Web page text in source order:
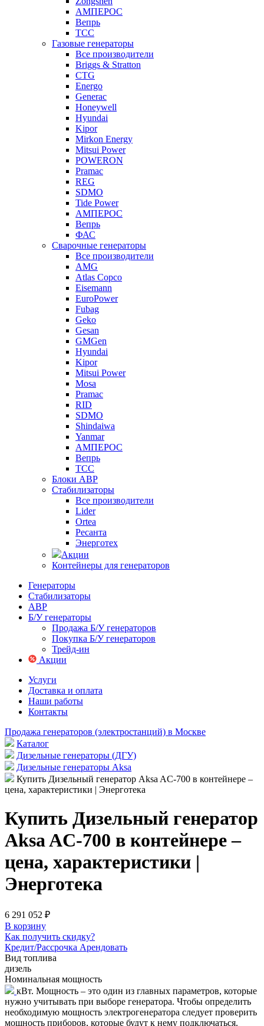
АМПЕРОС
Вепрь
ТСС
Газовые генераторы
Все производители
Briggs & Stratton
CTG
Energo
Generac
Honeywell
Hyundai
Kipor
Mirkon Energy
Mitsui Power
POWERON
Pramac
REG
SDMO
Tide Power
АМПЕРОС
Вепрь
ФАС
Сварочные генераторы
Все производители
AMG
Atlas Copco
Eisemann
EuroPower
Fubag
Geko
Gesan
GMGen
Hyundai
Kipor
Mitsui Power
Mosa
Pramac
RID
SDMO
Shindaiwa
Yanmar
АМПЕРОС
Вепрь
ТСС
Блоки АВР
Стабилизаторы
Все производители
Lider
Ortea
Ресанта
Энерготех
Акции
Контейнеры для генераторов
Генераторы
Стабилизаторы
АВР
Б/У генераторы
Продажа Б/У генераторов
Покупка Б/У генераторов
Трейд-ин
Акции
Услуги
Доставка и оплата
Наши работы
Контакты
Продажа генераторов (электростанций) в Москве
Каталог
Дизельные генераторы (ДГУ)
Дизельные генераторы Aksa
Купить Дизельный генератор Aksa AC-700 в контейнере –
цена, характеристики | Энерготека
Купить Дизельный генератор
Aksa AC-700 в контейнере –
цена, характеристики |
Энерготека
6 291 052 ₽
В корзину
Как получить скидку?
Кредит/Рассрочка Арендовать
Вид топлива
дизель
Номинальная мощность
кВт. Мощность – это один из главных параметров, которые
нужно учитывать при выборе генератора. Чтобы определить
необходимую мощность электрогенератора следует проверить
мощность приборов, которые будут к нему подключаться.